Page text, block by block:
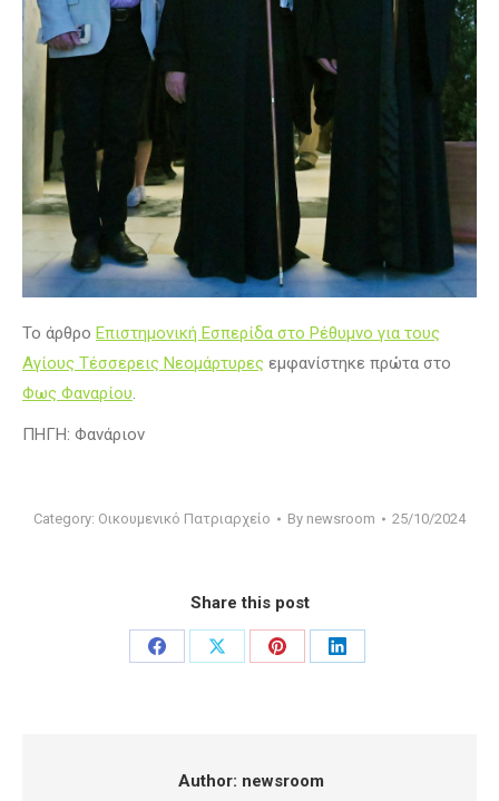
Το άρθρο Επιστημονική Εσπερίδα στο Ρέθυμνο για τους
Αγίους Τέσσερεις Νεομάρτυρες εμφανίστηκε πρώτα στο
Φως Φαναρίου.
ΠΗΓΗ: Φανάριον
Category: Οικουμενικό Πατριαρχείο By newsroom 25/10/2024
Share this post
Share
Share
Share
Share
Author: newsroom